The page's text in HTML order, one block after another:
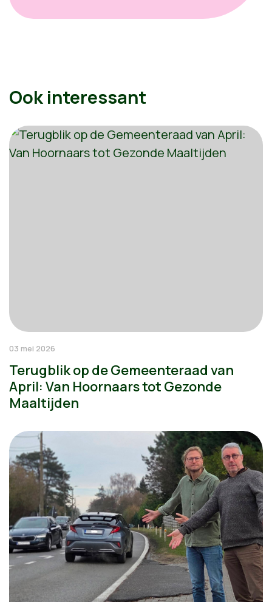
Ook interessant
03 mei 2026
Terugblik op de Gemeenteraad van
April: Van Hoornaars tot Gezonde
Maaltijden